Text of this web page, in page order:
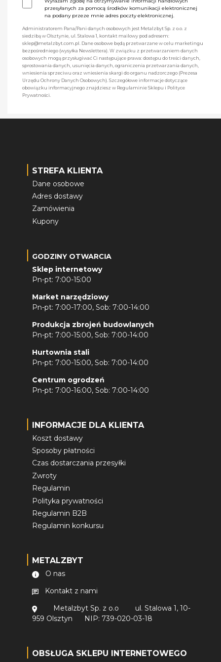
przesyłanych za pomocą środków komunikacji elektronicznej
na podany przeze mnie adres poczty elektronicznej.
Administratorem Pana/Pani danych osobowych jest Metalzbyt Sp. z o.o. z
siedzibą w Olsztynie, ul. Stalowa 1, kontakt mailowy pod adresem:
sklep@metalzbyt.com.pl. Dane osobowe będą przetwarzane w celu marketingu
bezpośredniego (wysyłka Newslettera). W związku z przetwarzaniem danych
osobowych mogą przysługiwać Ci następujące prawa: dostępu do treści danych,
sprostowania danych, usunięcia danych, ograniczenia przetwarzania danych,
wniesienia sprzeciwu oraz wniesienia skargi do organu nadzorczego (Prezesa
Urzędu Ochrony Danych Osobowych). Szczegółowe informacje dotyczące
obowiązku informacyjnego znajdziesz w Regulaminie Sklepu i Polityce
Prywatności.
STREFA KLIENTA
Dane osobowe
Adres dostawy
Zamówienia
Kupony
GODZINY OTWARCIA
Sklep internetowy
Pn-pt: 7:00-15:00
Market narzędziowy
Pn-pt: 7:00-17:00, Sob: 7:00-14:00
Produkcja zbrojeń budowlanych
Pn-pt: 7:00-15:00, Sob: 7:00-14:00
Hurtownia stali
Pn-pt: 7:00-15:00, Sob: 7:00-14:00
Centrum ogrodzeń
Pn-pt: 7:00-16:00, Sob: 7:00-14:00
INFORMACJE DLA KLIENTA
Koszt dostawy
Sposoby płatności
Czas dostarczania przesyłki
Zwroty
Regulamin
Polityka prywatności
Regulamin B2B
Regulamin konkursu
METALZBYT
O nas
Kontakt z nami
Metalzbyt Sp. z o.o
ul. Stalowa 1, 10-
959 Olsztyn
NIP: 739-020-03-18
OBSŁUGA SKLEPU INTERNETOWEGO